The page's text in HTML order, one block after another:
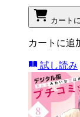
カート
カートに追
試し読み